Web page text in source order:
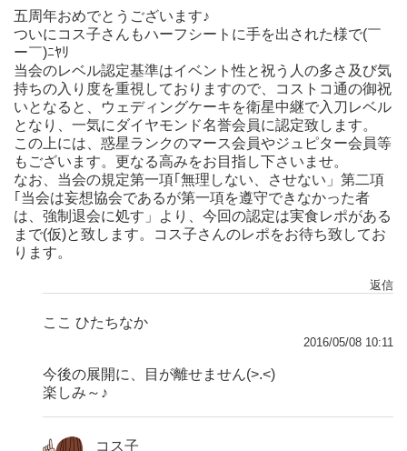
五周年おめでとうございます♪
ついにコス子さんもハーフシートに手を出された様で(￣
ー￣)ﾆﾔﾘ
当会のレベル認定基準はイベント性と祝う人の多さ及び気
持ちの入り度を重視しておりますので、コストコ通の御祝
いとなると、ウェディングケーキを衛星中継で入刀レベル
となり、一気にダイヤモンド名誉会員に認定致します。
この上には、惑星ランクのマース会員やジュピター会員等
もございます。更なる高みをお目指し下さいませ。
なお、当会の規定第一項｢無理しない、させない」第二項
｢当会は妄想協会であるが第一項を遵守できなかった者
は、強制退会に処す」より、今回の認定は実食レポがある
まで(仮)と致します。コス子さんのレポをお待ち致してお
ります。
返信
ここ ひたちなか
2016/05/08 10:11
今後の展開に、目が離せません(>.<)
楽しみ～♪
コス子